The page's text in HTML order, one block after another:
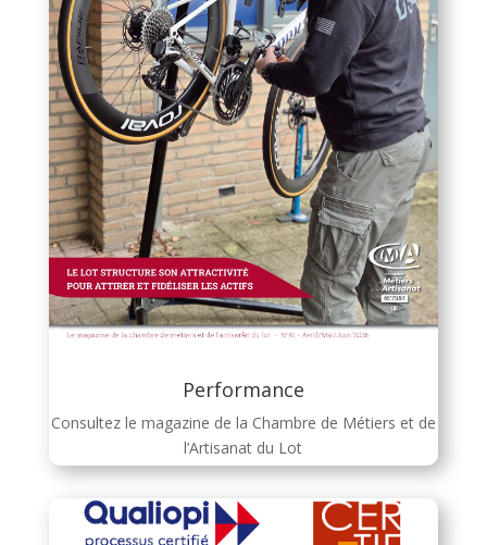
Performance
Consultez le magazine de la Chambre de Métiers et de
l’Artisanat du Lot